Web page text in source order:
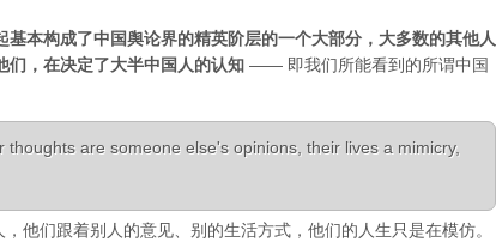
基本构成了中国舆论界的精英阶层的一个大部分，大多数的其他人
们，在决定了大半中国人的认知 —— 即我们所能看到的所谓中国
are someone else's opinions, their lives a mimicry,
他们跟着别人的意见、别的生活方式，他们的人生只是在模仿。